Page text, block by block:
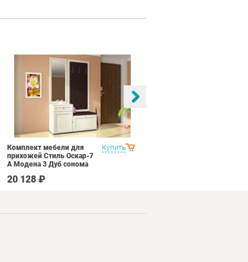
Купить
Комплект мебели для
прихожей Стиль Оскар-7
А Модена 3 Дуб сонома
20 128 ₽